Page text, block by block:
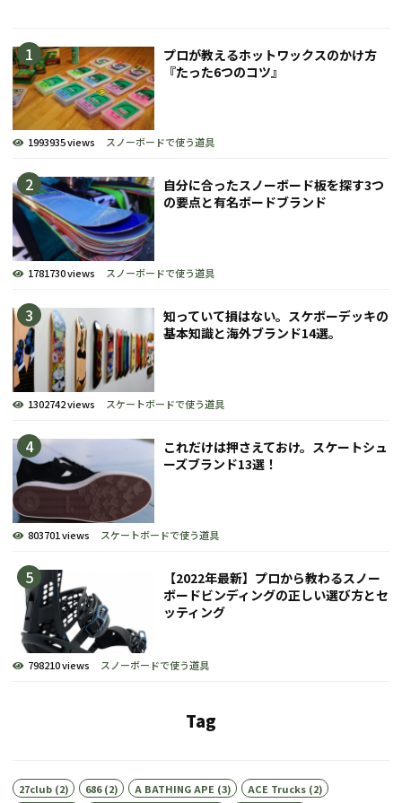
プロが教えるホットワックスのかけ方
『たった6つのコツ』
1993935 views スノーボードで使う道具
自分に合ったスノーボード板を探す3つ
の要点と有名ボードブランド
1781730 views スノーボードで使う道具
知っていて損はない。スケボーデッキの
基本知識と海外ブランド14選。
1302742 views スケートボードで使う道具
これだけは押さえておけ。スケートシュ
ーズブランド13選！
803701 views スケートボードで使う道具
【2022年最新】プロから教わるスノー
ボードビンディングの正しい選び方とセ
ッティング
798210 views スノーボードで使う道具
Tag
27club(2) 686(2) A BATHING APE (3) ACE Trucks(2)